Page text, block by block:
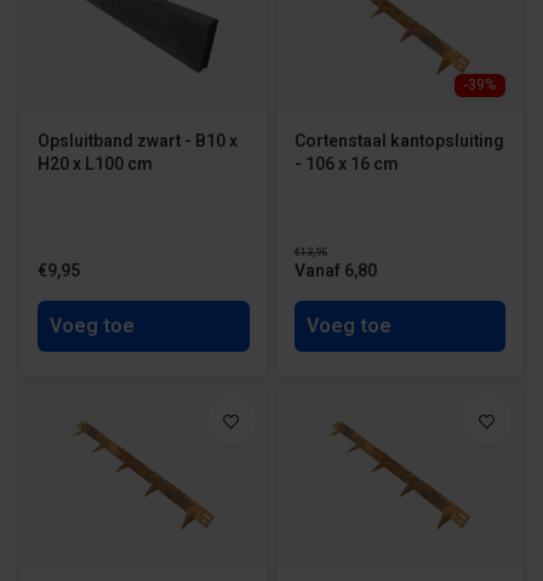
Opsluitband zwart - B10 x
H20 x L100 cm
€9,95
Voeg toe
-39%
Cortenstaal kantopsluiting
- 106 x 16 cm
€13,95
Vanaf 6,80
Voeg toe